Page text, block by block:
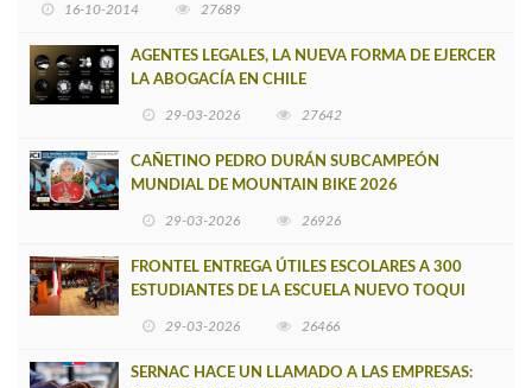
16-10-2014 27689
AGENTES LEGALES, LA NUEVA FORMA DE EJERCER
LA ABOGACÍA EN CHILE
29-03-2026 27642
CAÑETINO PEDRO DURÁN SUBCAMPEÓN
MUNDIAL DE MOUNTAIN BIKE 2026
29-03-2026 26926
FRONTEL ENTREGA ÚTILES ESCOLARES A 300
ESTUDIANTES DE LA ESCUELA NUEVO TOQUI
29-03-2026 26466
SERNAC HACE UN LLAMADO A LAS EMPRESAS: